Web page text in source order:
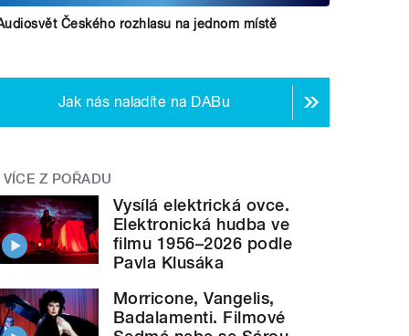
Českého rozhlasu na jednom místě
Jak nás naladíte na DABu
VÍCE Z POŘADU
Vysílá elektrická ovce.
Elektronická hudba ve
filmu 1956–2026 podle
Pavla Klusáka
Morricone, Vangelis,
Badalamenti. Filmové